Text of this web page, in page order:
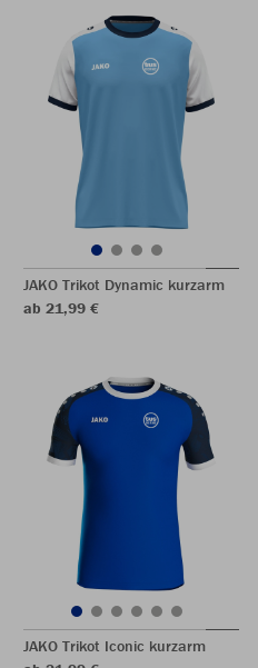
JAKO Trikot Dynamic kurzarm
ab 21,99 €
JAKO Trikot Iconic kurzarm